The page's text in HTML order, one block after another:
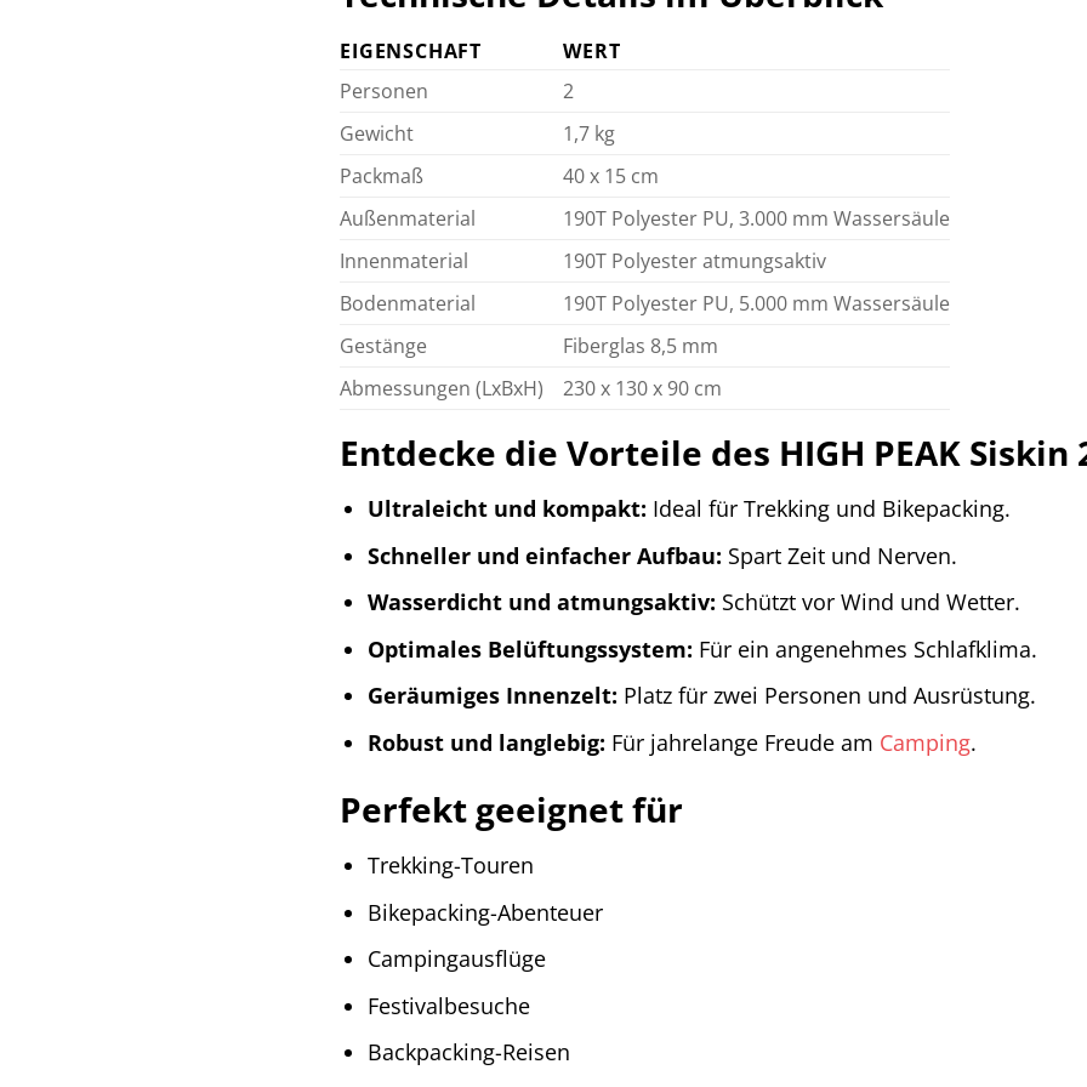
EIGENSCHAFT
WERT
Personen
2
Gewicht
1,7 kg
Packmaß
40 x 15 cm
Außenmaterial
190T Polyester PU, 3.000 mm Wassersäule
Innenmaterial
190T Polyester atmungsaktiv
Bodenmaterial
190T Polyester PU, 5.000 mm Wassersäule
Gestänge
Fiberglas 8,5 mm
Abmessungen (LxBxH)
230 x 130 x 90 cm
Entdecke die Vorteile des HIGH PEAK Siskin
Ultraleicht und kompakt: Ideal für Trekking und Bikepacking.
Schneller und einfacher Aufbau: Spart Zeit und Nerven.
Wasserdicht und atmungsaktiv: Schützt vor Wind und Wetter.
Optimales Belüftungssystem: Für ein angenehmes Schlafklima.
Geräumiges Innenzelt: Platz für zwei Personen und Ausrüstung.
Robust und langlebig: Für jahrelange Freude am Camping.
Perfekt geeignet für
Trekking-Touren
Bikepacking-Abenteuer
Campingausflüge
Festivalbesuche
Backpacking-Reisen